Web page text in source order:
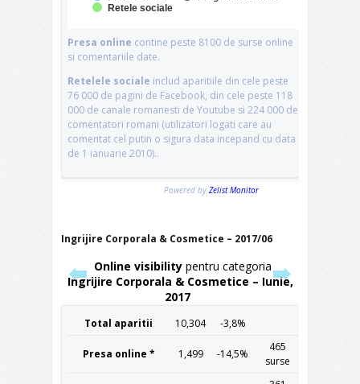
Ingrijire Corporala & Cosmetice – 2017/06